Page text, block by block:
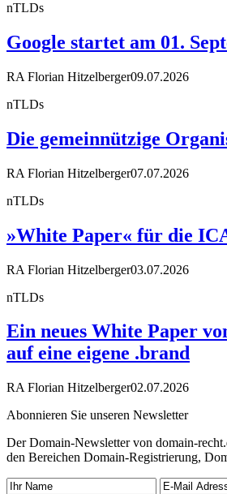
nTLDs
Google startet am 01.
RA Florian Hitzelberger09.07.2026
nTLDs
Die gemeinnützige
RA Florian Hitzelberger07.07.2026
nTLDs
»White Paper« für die
RA Florian Hitzelberger03.07.2026
nTLDs
Ein neues White Paper
auf eine eigene .brand
RA Florian Hitzelberger02.07.2026
Abonnieren Sie unseren Newsletter
Der Domain-Newsletter von domain-
den Bereichen Domain-Registrierung,